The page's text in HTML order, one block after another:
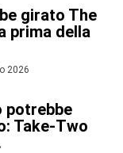
girato The
prima della
2026
potrebbe
Take-Two